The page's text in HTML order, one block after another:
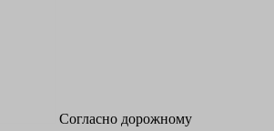
Согласно дорожному